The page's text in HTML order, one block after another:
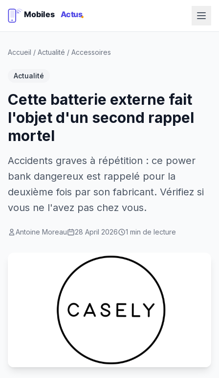
Accueil / Actualité / Accessoires
Actualité
Cette batterie externe fait
l'objet d'un second rappel
mortel
Accidents graves à répétition : ce power
bank dangereux est rappelé pour la
deuxième fois par son fabricant. Vérifiez si
vous ne l'avez pas chez vous.
Antoine Moreau 28 April 2026 1 min de lecture